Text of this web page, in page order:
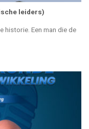
leiders)
historie. Een man die de